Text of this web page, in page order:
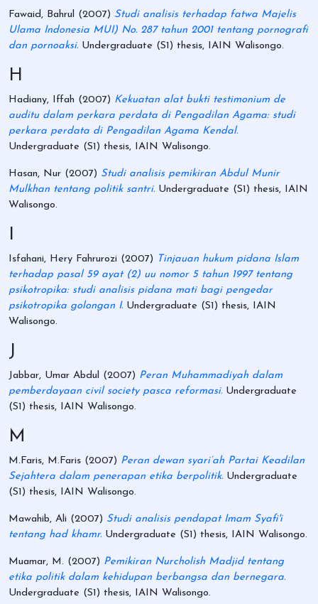
Fawaid, Bahrul (2007) Studi analisis terhadap fatwa Majelis
Ulama Indonesia MUI) No. 287 tahun 2001 tentang pornografi
dan pornoaksi. Undergraduate (S1) thesis, IAIN Walisongo.
H
Hadiany, Iffah (2007) Kekuatan alat bukti testimonium de
auditu dalam perkara perdata di Pengadilan Agama: studi
perkara perdata di Pengadilan Agama Kendal.
Undergraduate (S1) thesis, IAIN Walisongo.
Hasan, Nur (2007) Studi analisis pemikiran Abdul Munir
Mulkhan tentang politik santri. Undergraduate (S1) thesis, IAIN
Walisongo.
I
Isfahani, Hery Fahrurozi (2007) Tinjauan hukum pidana Islam
terhadap pasal 59 ayat (2) uu nomor 5 tahun 1997 tentang
psikotropika: studi analisis pidana mati bagi pengedar
psikotropika golongan I. Undergraduate (S1) thesis, IAIN
Walisongo.
J
Jabbar, Umar Abdul (2007) Peran Muhammadiyah dalam
pemberdayaan civil society pasca reformasi. Undergraduate
(S1) thesis, IAIN Walisongo.
M
M.Faris, M.Faris (2007) Peran dewan syari’ah Partai Keadilan
Sejahtera dalam penerapan etika berpolitik. Undergraduate
(S1) thesis, IAIN Walisongo.
Mawahib, Ali (2007) Studi analisis pendapat Imam Syafi'i
tentang had khamr. Undergraduate (S1) thesis, IAIN Walisongo.
Muamar, M. (2007) Pemikiran Nurcholish Madjid tentang
etika politik dalam kehidupan berbangsa dan bernegara.
Undergraduate (S1) thesis, IAIN Walisongo.